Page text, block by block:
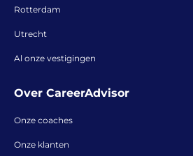
Rotterdam
Utrecht
Al onze vestigingen
Over CareerAdvisor
Onze coaches
Onze klanten